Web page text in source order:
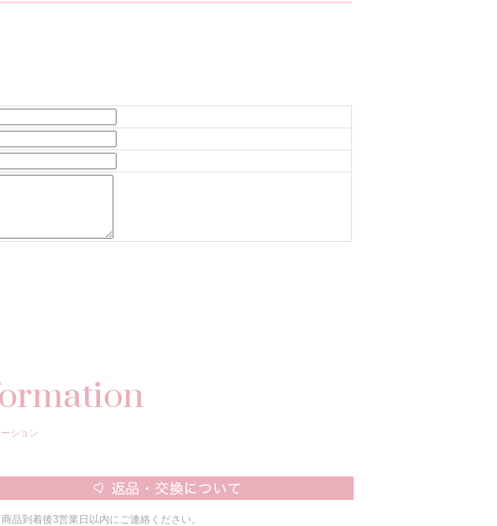
ション
商品到着後3営業日以内にご連絡ください。